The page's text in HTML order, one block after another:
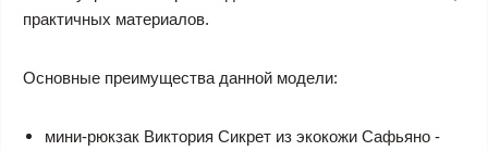
практичных материалов.
Основные преимущества данной модели:
мини-рюкзак Виктория Сикрет из экокожи Сафьяно -